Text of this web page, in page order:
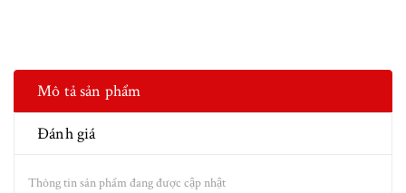
Mô tả sản phẩm
Đánh giá
Thông tin sản phẩm đang được cập nhật